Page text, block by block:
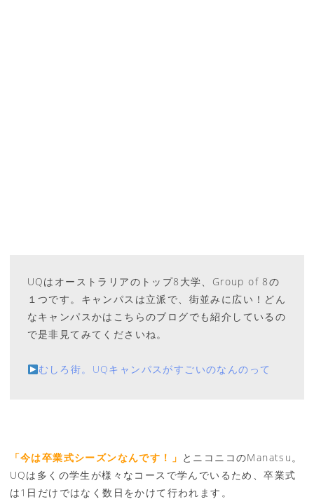
UQはオーストラリアのトップ8大学、Group of 8の
１つです。キャンパスは立派で、街並みに広い！どん
なキャンパスかはこちらのブログでも紹介しているの
で是非見てみてくださいね。
むしろ街。UQキャンパスがすごいのなんのって
「今は卒業式シーズンなんです！」 とニコニコのManatsu。
UQは多くの学生が様々なコースで学んでいるため、卒業式
は1日だけではなく数日をかけて行われます。